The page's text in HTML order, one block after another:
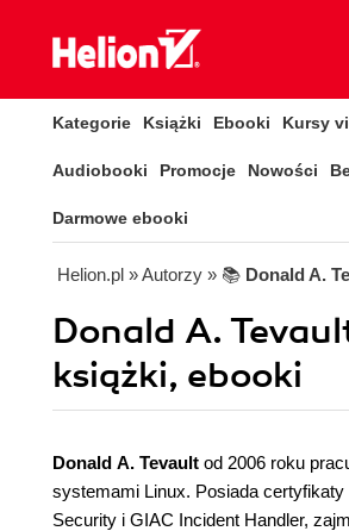
Kategorie Książki Ebooki Kursy
Audiobooki Promocje Nowości
Darmowe ebooki
Helion.pl » Autorzy » 📚 Donald A.
Donald A.
książki, ebooki
Donald A. Tevault od 2006 roku
systemami Linux. Posiada certyfikaty
Security i GIAC Incident Handler,